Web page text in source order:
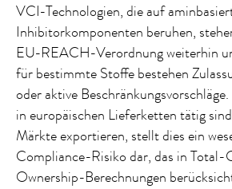
VCI-Technologien, die auf
Inhibitorkomponenten beruhen,
EU-REACH-Verordnung weiterhin
für bestimmte Stoffe bestehen
oder aktive
in europäischen Lieferketten tätig
Märkte exportieren, stellt dies ein
Compliance-Risiko dar, das in
Ownership-Berechnungen